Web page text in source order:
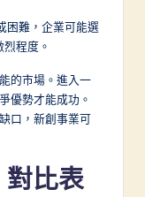
困難，企業可能選
程度。
的市場。進入一
優勢才能成功。
口，新創事業可
比表